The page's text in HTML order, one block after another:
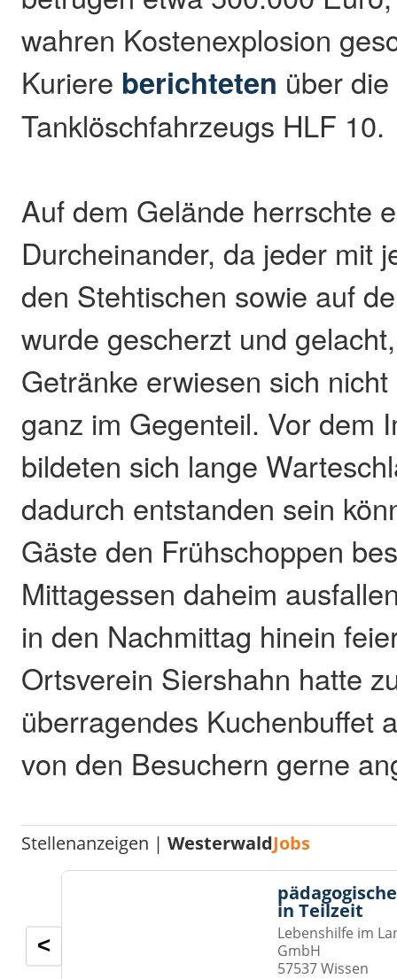
wahren Kostenexplosion
Kuriere berichteten über
Tanklöschfahrzeugs HLF 10.
Auf dem Gelände herrschte
Durcheinander, da jeder mit
den Stehtischen sowie auf
wurde gescherzt und
Getränke erwiesen sich
ganz im Gegenteil. Vor dem
bildeten sich lange
dadurch entstanden sein
Gäste den Frühschoppen
Mittagessen daheim
in den Nachmittag hinein
Ortsverein Siershahn hatte
überragendes Kuchenbuffet
von den Besuchern gerne
Stellenanzeigen |WesterwaldJobs
in Teilzeit
Lebenshilfe im
GmbH
57537 Wissen
<